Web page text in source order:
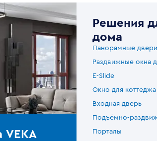
VEKA
Решения
дома
Панорамные двери
Раздвижные окна
E-Slide
Окно для
Входная дверь
Подъёмно-
Порталы